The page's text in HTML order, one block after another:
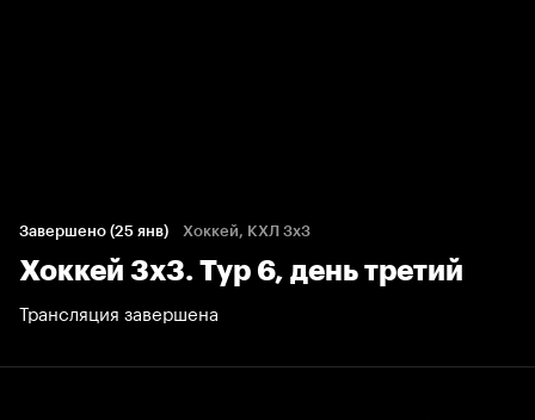
Завершено (25 янв) Хоккей, КХЛ 3х3
Хоккей 3х3. Тур 6, день третий
Трансляция завершена